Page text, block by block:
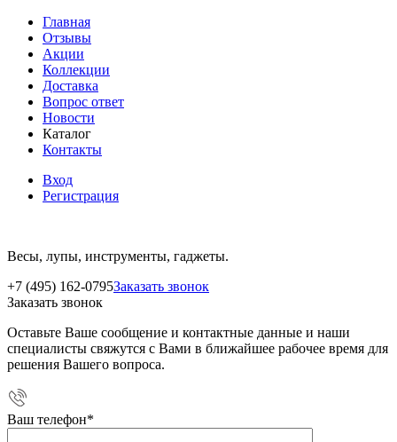
Главная
Отзывы
Акции
Коллекции
Доставка
Вопрос ответ
Новости
Каталог
Контакты
Вход
Регистрация
Весы, лупы, инструменты, гаджеты.
+7 (495) 162-0795Заказать звонок
Заказать звонок
Оставьте Ваше сообщение и контактные данные и наши
специалисты свяжутся с Вами в ближайшее рабочее время для
решения Вашего вопроса.
Ваш телефон*